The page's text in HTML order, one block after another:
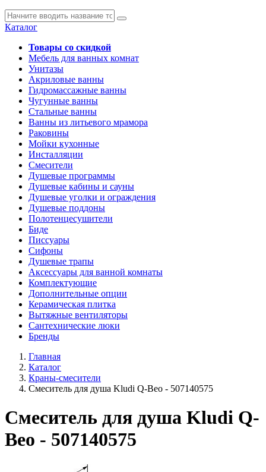
Каталог
Товары со скидкой
Мебель для ванных комнат
Унитазы
Акриловые ванны
Гидромассажные ванны
Чугунные ванны
Стальные ванны
Ванны из литьевого мрамора
Раковины
Мойки кухонные
Инсталляции
Смесители
Душевые программы
Душевые кабины и сауны
Душевые уголки и ограждения
Душевые поддоны
Полотенцесушители
Биде
Писсуары
Сифоны
Душевые трапы
Аксессуары для ванной комнаты
Комплектующие
Дополнительные опции
Керамическая плитка
Вытяжные вентиляторы
Сантехнические люки
Бренды
Главная
Каталог
Краны-смесители
Смеситель для душа Kludi Q-Beo - 507140575
Смеситель для душа Kludi Q-
Beo - 507140575